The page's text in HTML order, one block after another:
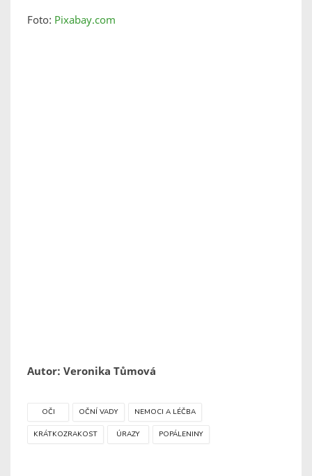
Foto: Pixabay.com
Autor: Veronika Tůmová
OČI OČNÍ VADY NEMOCI A LÉČBA
KRÁTKOZRAKOST ÚRAZY POPÁLENINY